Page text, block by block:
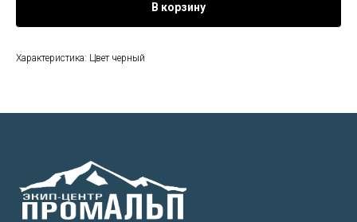
В корзину
Характеристика: Цвет черный